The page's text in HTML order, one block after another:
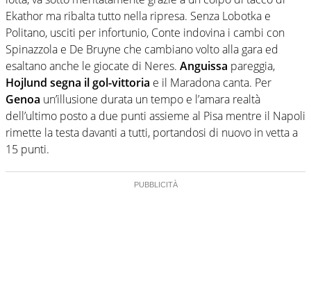
Ekathor ma ribalta tutto nella ripresa. Senza Lobotka e
Politano, usciti per infortunio, Conte indovina i cambi con
Spinazzola e De Bruyne che cambiano volto alla gara ed
esaltano anche le giocate di Neres. Anguissa pareggia,
Hojlund segna il gol-vittoria e il Maradona canta. Per
Genoa un’illusione durata un tempo e l’amara realtà
dell’ultimo posto a due punti assieme al Pisa mentre il Napoli
rimette la testa davanti a tutti, portandosi di nuovo in vetta a
15 punti.